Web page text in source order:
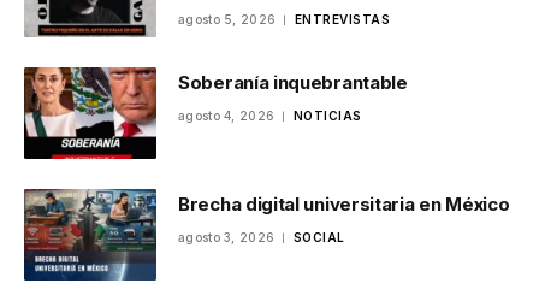
agosto 5, 2026 ENTREVISTAS
Soberanía inquebrantable
agosto 4, 2026 NOTICIAS
Brecha digital universitaria en México
agosto 3, 2026 SOCIAL